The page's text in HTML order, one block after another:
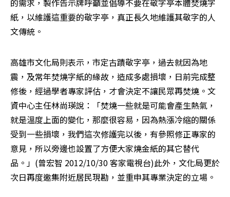
的需求，製作告示牌呼籲並倡導不要在敬字亭本體焚燒字
紙，以維護這重要的敬字亭，真正長久地維護其敬字的人
文傳統。
高雄市文化局則表示，市定古蹟敬字亭，過去就因為地
震，及常年焚燒字紙的緣故，造成多處損壞，日前完成整
修後，經過學者專家評估，才會決定不讓民眾再焚燒。文
資中心主任林尚瑛說：「焚燒一些就是可能會產生熱氣，
就是溫度上面的變化，那麼很容易，因為熱漲冷縮的關係
受到一些損壞，我們這次修護完以後，有參照修正專家的
意見，所以旁邊也設置了方便大家燒金紙的其它替代
品。」(曾宏智 2012/10/30 客家電視台)此外，文化局更於
次日再度邀集附近居民現勘，並重申其專業決定的立場。